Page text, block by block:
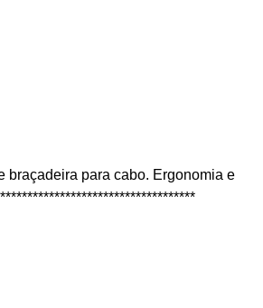
braçadeira para cabo. Ergonomia e